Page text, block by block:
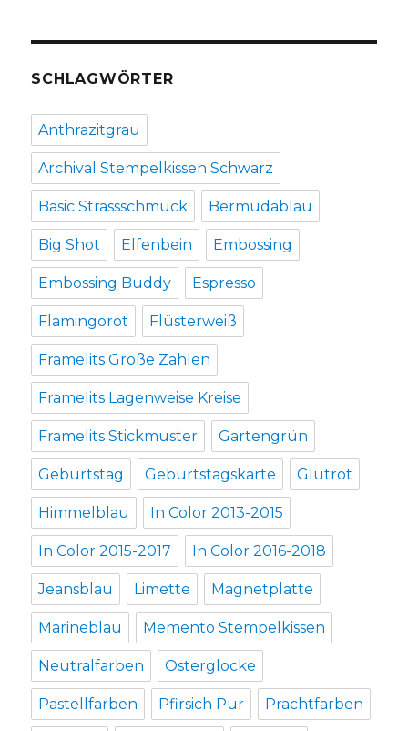
SCHLAGWÖRTER
Anthrazitgrau
Archival Stempelkissen Schwarz
Basic Strassschmuck Bermudablau
Big Shot Elfenbein Embossing
Embossing Buddy Espresso
Flamingorot Flüsterweiß
Framelits Große Zahlen
Framelits Lagenweise Kreise
Framelits Stickmuster Gartengrün
Geburtstag Geburtstagskarte Glutrot
Himmelblau In Color 2013-2015
In Color 2015-2017 In Color 2016-2018
Jeansblau Limette Magnetplatte
Marineblau Memento Stempelkissen
Neutralfarben Osterglocke
Pastellfarben Pfirsich Pur Prachtfarben